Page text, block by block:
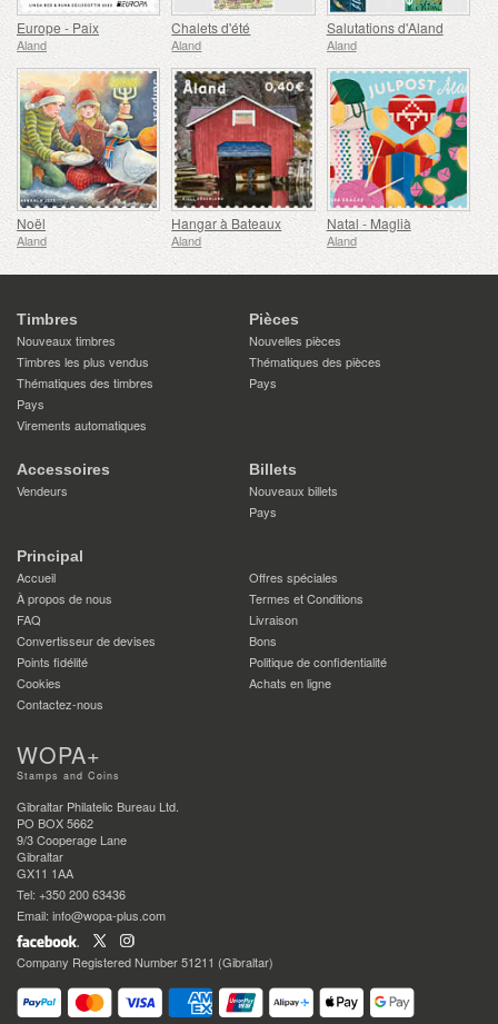
Europe - Paix
Aland
Chalets d'été
Aland
Salutations d'Aland
Aland
Noël
Aland
Hangar à Bateaux
Aland
Natal - Maglià
Aland
Timbres
Nouveaux timbres
Timbres les plus vendus
Thématiques des timbres
Pays
Virements automatiques
Pièces
Nouvelles pièces
Thématiques des pièces
Pays
Accessoires
Vendeurs
Billets
Nouveaux billets
Pays
Principal
Accueil
Offres spéciales
À propos de nous
Termes et Conditions
FAQ
Livraison
Convertisseur de devises
Bons
Points fidélité
Politique de confidentialité
Cookies
Achats en ligne
Contactez-nous
WOPA+
Stamps and Coins
Gibraltar Philatelic Bureau Ltd.
PO BOX 5662
9/3 Cooperage Lane
Gibraltar
GX11 1AA
Tel: +350 200 63436
Email: info@wopa-plus.com
Company Registered Number 51211 (Gibraltar)